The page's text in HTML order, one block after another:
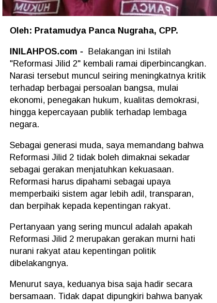
Oleh: Pratamudya Panca Nugraha, CPP.
INILAHPOS.com - Belakangan ini Istilah
"Reformasi Jilid 2" kembali ramai diperbincangkan.
Narasi tersebut muncul seiring meningkatnya kritik
terhadap berbagai persoalan bangsa, mulai
ekonomi, penegakan hukum, kualitas demokrasi,
hingga kepercayaan publik terhadap lembaga
negara.
Sebagai generasi muda, saya memandang bahwa
Reformasi Jilid 2 tidak boleh dimaknai sekadar
sebagai gerakan menjatuhkan kekuasaan.
Reformasi harus dipahami sebagai upaya
memperbaiki sistem agar lebih adil, transparan,
dan berpihak kepada kepentingan rakyat.
Pertanyaan yang sering muncul adalah apakah
Reformasi Jilid 2 merupakan gerakan murni hati
nurani rakyat atau kepentingan politik
dibelakangnya.
Menurut saya, keduanya bisa saja hadir secara
bersamaan. Tidak dapat dipungkiri bahwa banyak